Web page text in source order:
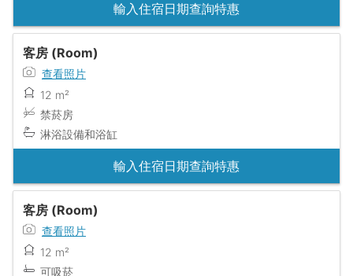
輸入住宿日期查詢特惠
客房 (Room)
查看照片
12 m²
禁菸房
淋浴設備和浴缸
輸入住宿日期查詢特惠
客房 (Room)
查看照片
12 m²
可吸菸